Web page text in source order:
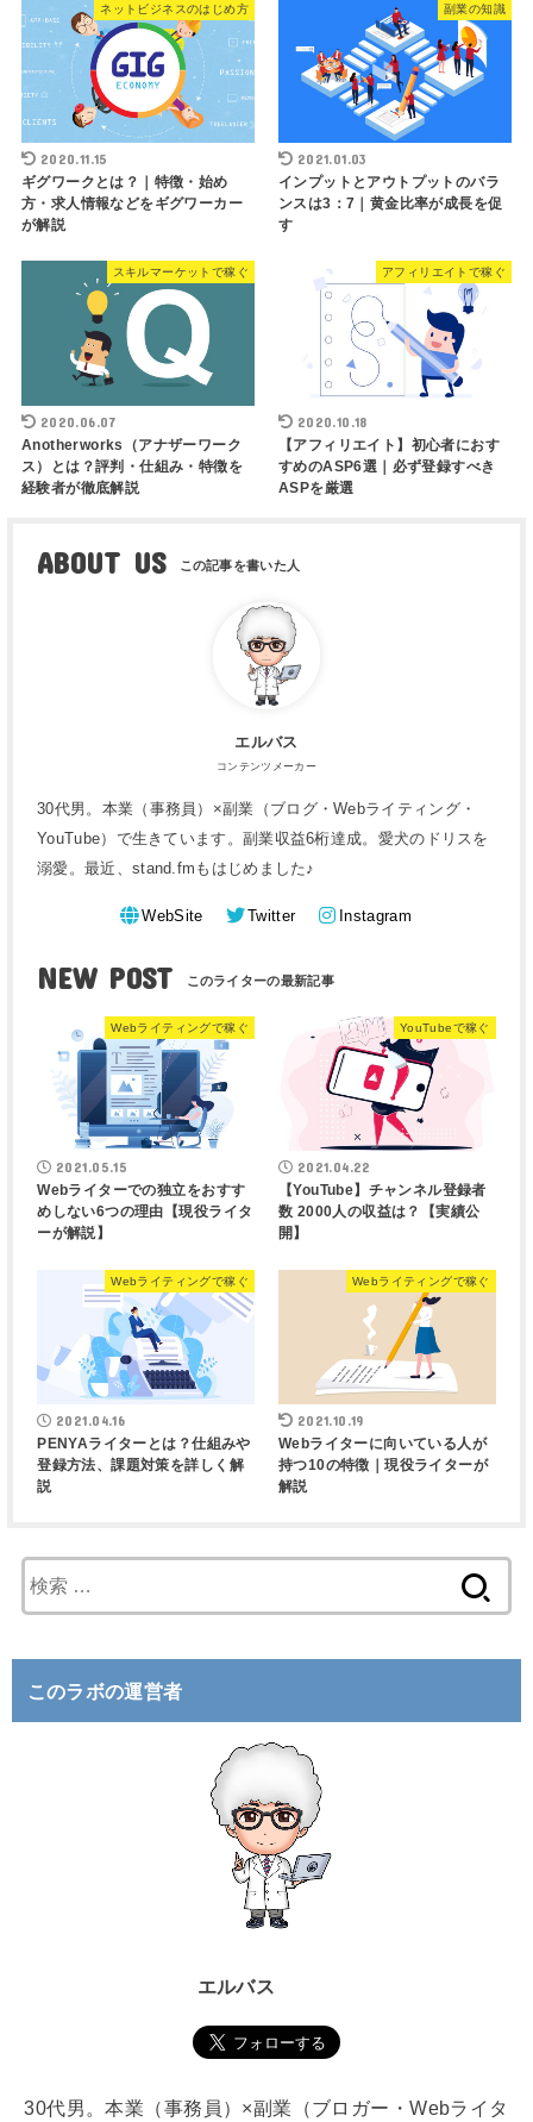
ネットビジネスのはじめ方
2020.11.15
ギグワークとは？｜特徴・始め
方・求人情報などをギグワーカー
が解説
副業の知識
2021.01.03
インプットとアウトプットのバラ
ンスは3：7｜黄金比率が成長を促
す
スキルマーケットで稼ぐ
2020.06.07
Anotherworks（アナザーワーク
ス）とは？評判・仕組み・特徴を
経験者が徹底解説
アフィリエイトで稼ぐ
2020.10.18
【アフィリエイト】初心者におす
すめのASP6選｜必ず登録すべき
ASPを厳選
ABOUT US
エルバス
コンテンツメーカー
30代男。本業（事務員）×副業（ブログ・Webライティング・
YouTube）で生きています。副業収益6桁達成。愛犬のドリスを
溺愛。最近、stand.fmもはじめました♪
WebSite Twitter Instagram
NEW POST
Webライティングで稼ぐ
2021.05.15
Webライターでの独立をおすす
めしない6つの理由【現役ライタ
ーが解説】
YouTubeで稼ぐ
2021.04.22
【YouTube】チャンネル登録者
数 2000人の収益は？【実績公
開】
Webライティングで稼ぐ
2021.04.16
PENYAライターとは？仕組みや
登録方法、課題対策を詳しく解
説
Webライティングで稼ぐ
2021.10.19
Webライターに向いている人が
持つ10の特徴｜現役ライターが
解説
索
このラボの運営者
エルバス
30代男。本業（事務員）×副業（ブロガー・Webライタ